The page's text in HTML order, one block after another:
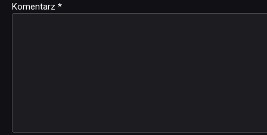
Komentarz *
Alternative: